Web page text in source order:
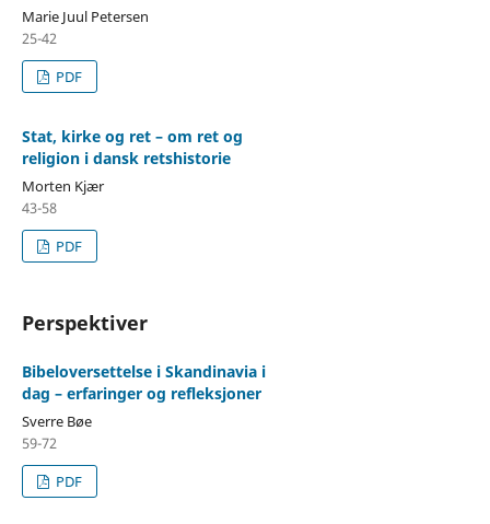
Marie Juul Petersen
25-42
PDF
Stat, kirke og ret – om ret og
religion i dansk retshistorie
Morten Kjær
43-58
PDF
Perspektiver
Bibeloversettelse i Skandinavia i
dag – erfaringer og refleksjoner
Sverre Bøe
59-72
PDF